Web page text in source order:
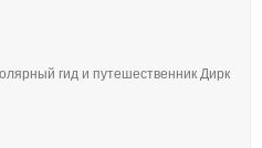
гид и путешественник Дирк